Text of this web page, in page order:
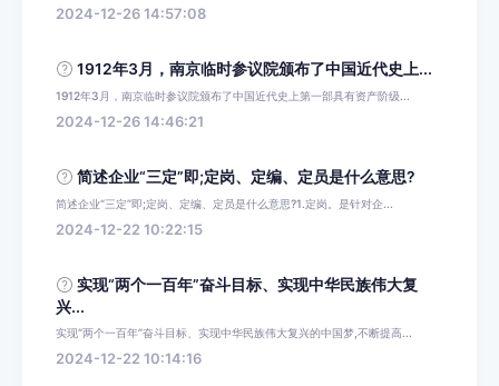
2024-12-26 14:57:08
1912年3月，南京临时参议院颁布了中国近代史上...
1912年3月，南京临时参议院颁布了中国近代史上第一部具有资产阶级...
2024-12-26 14:46:21
简述企业“三定”即;定岗、定编、定员是什么意思?
简述企业“三定”即;定岗、定编、定员是什么意思?1.定岗。是针对企...
2024-12-22 10:22:15
实现“两个一百年”奋斗目标、实现中华民族伟大复
兴...
实现“两个一百年”奋斗目标、实现中华民族伟大复兴的中国梦,不断提高...
2024-12-22 10:14:16